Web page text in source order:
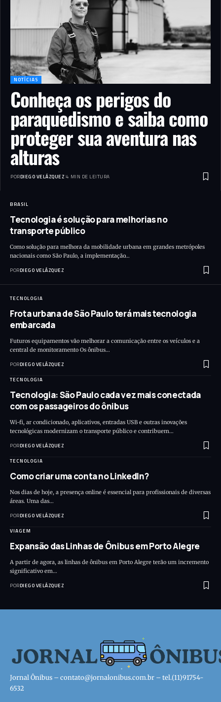
NOTÍCIAS
Conheça os perigos do
paraquedismo e saiba como
proteger sua aventura nas
alturas
PORDIEGO VELÁZQUEZ 4 MIN DE LEITURA
BRASIL
Tecnologia é solução para melhorias no
transporte público
Como solução para melhora da mobilidade urbana em grandes metrópoles
nacionais como São Paulo, a implementação…
PORDIEGO VELÁZQUEZ
TECNOLOGIA
Frota urbana de São Paulo terá mais tecnologia
embarcada
Futuros equipamentos vão melhorar a comunicação entre os veículos e a
central de monitoramento Os ônibus…
PORDIEGO VELÁZQUEZ
TECNOLOGIA
Tecnologia: São Paulo cada vez mais conectada
com os passageiros do ônibus
Wi-fi, ar condicionado, aplicativos, entradas USB e outras inovações
tecnológicas modernizam o transporte público e contribuem…
PORDIEGO VELÁZQUEZ
TECNOLOGIA
Como criar uma conta no LinkedIn?
Nos dias de hoje, a presença online é essencial para profissionais de diversas
áreas. Uma das…
PORDIEGO VELÁZQUEZ
VIAGEM
Expansão das Linhas de Ônibus em Porto Alegre
A partir de agora, as linhas de ônibus em Porto Alegre terão um incremento
significativo em…
PORDIEGO VELÁZQUEZ
Jornal Ônibus – contato@jornalonibus.com.br – tel.(11)91754-
6532